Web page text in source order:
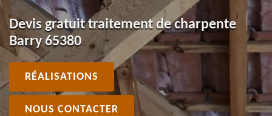
Devis gratuit traitement de charpente
Barry 65380
RÉALISATIONS
NOUS CONTACTER